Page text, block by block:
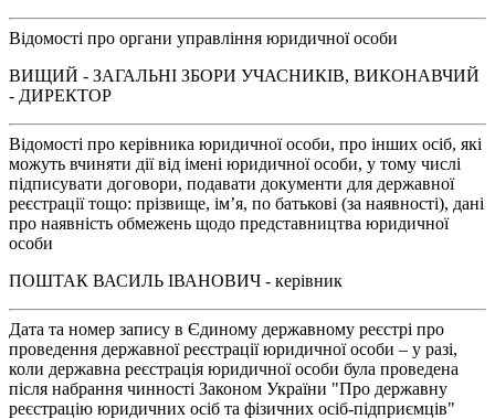
Відомості про органи управління юридичної особи
ВИЩИЙ - ЗАГАЛЬНІ ЗБОРИ УЧАСНИКІВ, ВИКОНАВЧИЙ
- ДИРЕКТОР
Відомості про керівника юридичної особи, про інших осіб, які
можуть вчиняти дії від імені юридичної особи, у тому числі
підписувати договори, подавати документи для державної
реєстрації тощо: прізвище, ім’я, по батькові (за наявності), дані
про наявність обмежень щодо представництва юридичної
особи
ПОШТАК ВАСИЛЬ ІВАНОВИЧ - керівник
Дата та номер запису в Єдиному державному реєстрі про
проведення державної реєстрації юридичної особи – у разі,
коли державна реєстрація юридичної особи була проведена
після набрання чинності Законом України "Про державну
реєстрацію юридичних осіб та фізичних осіб-підприємців"